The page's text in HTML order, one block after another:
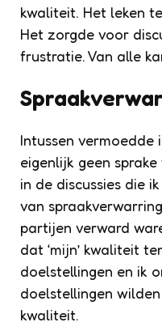
kwaliteit. Het leken
Het zorgde voor
frustratie. Van alle
Intussen
eigenlijk geen
in de discussies die
van
partijen verward
dat ‘mijn’ kwaliteit
doelstellingen en ik
doelstellingen
kwaliteit.